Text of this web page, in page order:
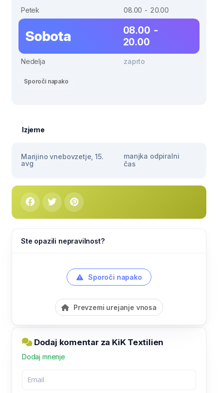
Petek
08.00 - 20.00
Sobota
08.00 -
20.00
Nedelja zaprto
Sporoči napako
Izjeme
Marijino vnebovzetje, 15.
avg
manjka odpiralni
čas
Ste opazili nepravilnost?
Sporoči napako
Prevzemi urejanje vnosa
Dodaj komentar za KiK Textilien
Dodaj mnenje